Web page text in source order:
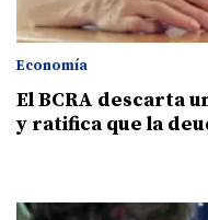
Economía
El BCRA descarta
y ratifica que la